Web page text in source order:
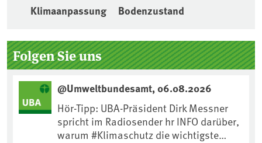
Klimaanpassung Bodenzustand
Seitenleiste
Folgen Sie uns
@Umweltbundesamt, 06.08.2026
Hör-Tipp: UBA-Präsident Dirk Messner
spricht im Radiosender hr INFO darüber,
warum #Klimaschutz die wichtigste